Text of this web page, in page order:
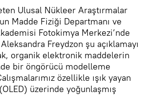
Ulusal Nükleer Araştırmalar
Madde Fiziği Departmanı ve
Fotokimya Merkezi’nde
Freydzon şu açıklamayı
organik elektronik maddelerin
bir öngörücü modelleme
özellikle ışık yayan
üzerinde yoğunlaşmış